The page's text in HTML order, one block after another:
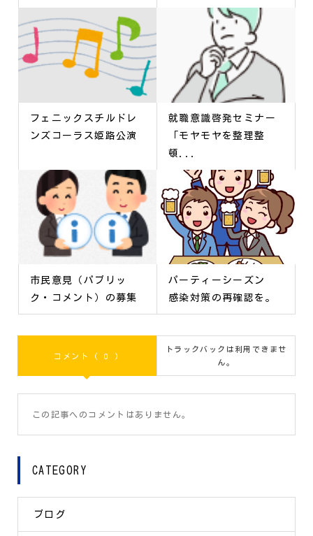
フェニックスチルドレ
ンズコーラス姫路公演
就職意識啓発セミナー
「モヤモヤを整理整
頓...
市民意見（パブリッ
ク・コメント）の募集
パーティーシーズン
感染対策の再確認を。
コメント ( 0 )
トラックバックは利用できませ
ん。
この記事へのコメントはありません。
CATEGORY
ブログ